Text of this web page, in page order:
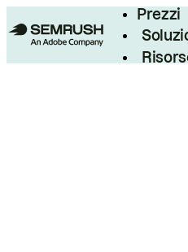
Prezzi